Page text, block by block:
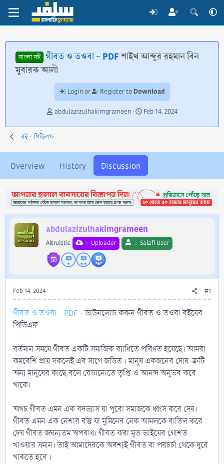
বাংলা বই গীবত ও তওবা - PDFশাইখ আব্দুর রহমান বিন
মুবারক আলী
Login or Register to Download
T
r
t
r
t
e
r
abdulazizulhakimgrameen
S
a
d
t
e
Feb 14, 2024
বই - পিডিএফ
Overview History Discussion
abdulazizulhakimgrameen
Altruistic Uploader Salafi User
Feb 14, 2024 #1
গীবত ও তওবা - PDF- ডাউনলোড করুন গীবত ও তওবা বইয়ের
পিডিএফ
বর্তমান সময়ে গীবত একটি সমাজিক ব্যাধিতে পরিণত হয়েছে। আমরা
কমবেশি প্রায় সকলেই এর সাথে জড়িত । মানুষ একজনের দোষ-ত্রুটি
অন্য মানুষের কাছে বলে বেড়ানোতে তৃপ্তি ও আনন্দ অনুভব করে
থাকে।
অথচ গীবত এমন এক বদভ্যাস যা পুরো সমাজকে ধ্বংস করে দেয়।
গীবত এমন এক নেশার বস্তু যা মুমিনের নেক আমলকে বাতিল করে
দেয় গীবত জঘন্যতম অপরাধ। গীবত করা মৃত ভাইয়ের গোশত
খাওয়ার সমান। তাই আমাদেরকে অবশ্যই গীবত বা পরচর্চা থেকে দূরে
থাকতে হবে ।